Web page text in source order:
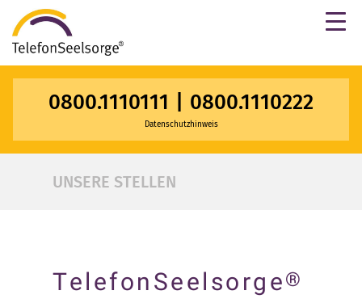
0800.1110111 0800.1110222
Datenschutzhinweis
UNSERE STELLEN
TelefonSeelsorge®